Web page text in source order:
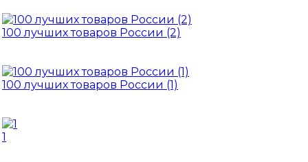
100 лучших товаров России (2)
100 лучших товаров России (1)
1